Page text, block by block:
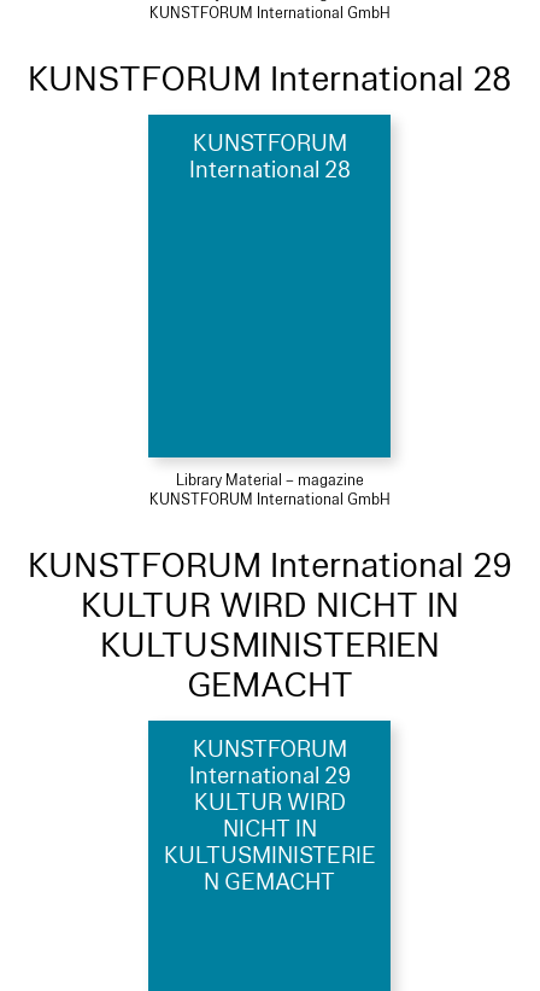
KUNSTFORUM International GmbH
KUNSTFORUM International 28
KUNSTFORUM
International 28
Library Material – magazine
KUNSTFORUM International GmbH
KUNSTFORUM International 29
KULTUR WIRD NICHT IN
KULTUSMINISTERIEN
GEMACHT
KUNSTFORUM
International 29
KULTUR WIRD
NICHT IN
KULTUSMINISTERIE
N GEMACHT